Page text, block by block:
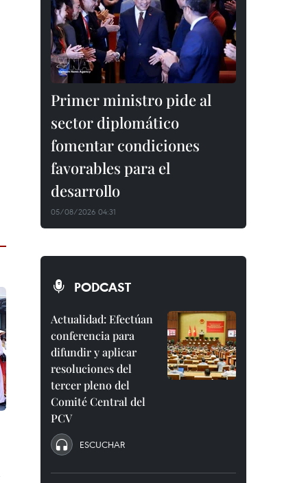
Primer ministro pide al
sector diplomático
fomentar condiciones
favorables para el
desarrollo
05/08/2026 04:31
PODCAST
Actualidad: Efectúan
conferencia para
difundir y aplicar
resoluciones del
tercer pleno del
Comité Central del
PCV
ESCUCHAR